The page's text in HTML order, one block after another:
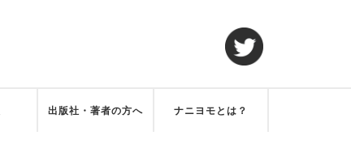
出版社・著者の方へ ナニヨモとは？